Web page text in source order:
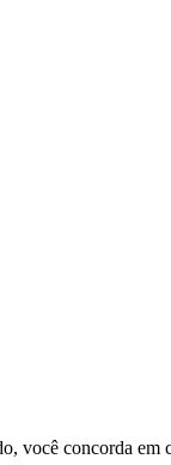
você concorda em